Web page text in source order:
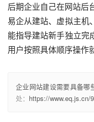
后期企业自己在网站后
易企从建站、虚拟主机
能指导建站新手独立完
用户按照具体顺序操作
企业网站建设需要具备哪
处： https://www.eq.js.cn/